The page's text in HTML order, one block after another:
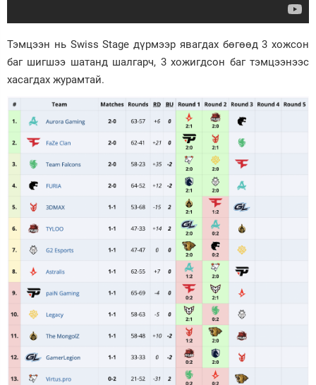
Тэмцээн нь Swiss Stage дүрмээр явагдах бөгөөд 3 хожсон
баг шигшээ шатанд шалгарч, 3 хожигдсон баг тэмцээнээс
хасагдах журамтай.